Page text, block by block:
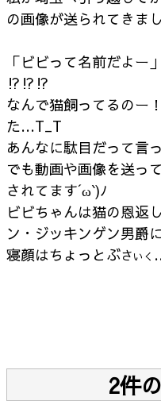
の画像が送られてきまし
「ビビって名前だよー」
⁉︎⁉︎⁉︎
なんで猫飼ってるのー
た…T_T
あんなに駄目だって言
でも動画や画像を送っ
されてます´ω`)ﾉ
ビビちゃんは猫の恩返
ン・ジッキンゲン男爵
寝顔はちょっとぶさいく
2件